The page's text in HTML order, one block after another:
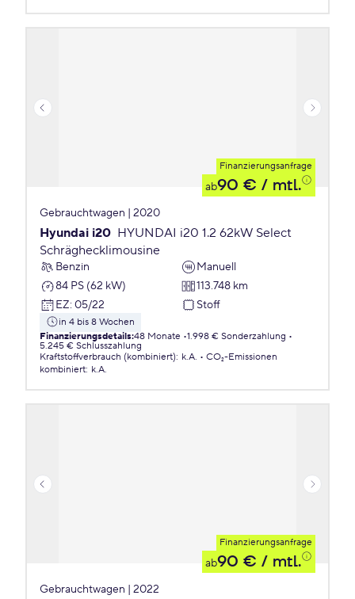
Finanzierungsanfrage
ab90 € / mtl.
Gebrauchtwagen | 2020
Hyundai i20 HYUNDAI i20 1.2 62kW Select
Schräghecklimousine
Benzin
Manuell
84 PS (62 kW)
113.748 km
EZ: 05/22 Stoff
in 4 bis 8 Wochen
Finanzierungsdetails:48 Monate 1.998 € Sonderzahlung
5.245 € Schlusszahlung
Kraftstoffverbrauch (kombiniert): k.A.
CO₂-Emissionen
kombiniert: k.A.
Finanzierungsanfrage
ab90 € / mtl.
Gebrauchtwagen | 2022